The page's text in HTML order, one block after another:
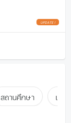
สถานศึกษา แหล่